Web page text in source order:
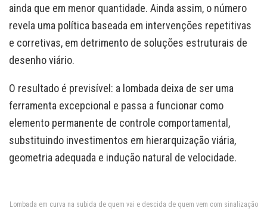
ainda que em menor quantidade. Ainda assim, o número
revela uma política baseada em intervenções repetitivas
e corretivas, em detrimento de soluções estruturais de
desenho viário.
O resultado é previsível: a lombada deixa de ser uma
ferramenta excepcional e passa a funcionar como
elemento permanente de controle comportamental,
substituindo investimentos em hierarquização viária,
geometria adequada e indução natural de velocidade.
Lombada em curva na subida de quem vai e descida de quem vem com sinalização